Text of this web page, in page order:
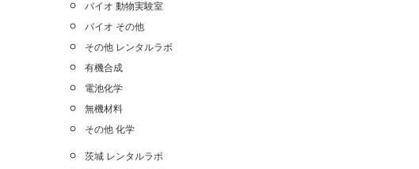
バイオ 動物実験室
バイオ その他
その他 レンタルラボ
有機合成
電池化学
無機材料
その他 化学
茨城 レンタルラボ